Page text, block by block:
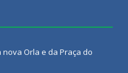
Orla e da Praça do